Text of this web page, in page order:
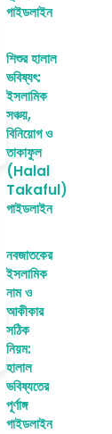
গাইডলাইন
শিশুর হালাল
ভবিষ্যৎ:
ইসলামিক
সঞ্চয়,
বিনিয়োগ ও
তাকাফুল
(Halal
Takaful)
গাইডলাইন
নবজাতকের
ইসলামিক
নাম ও
আকীকার
সঠিক
নিয়ম:
হালাল
ভবিষ্যতের
পূর্ণাঙ্গ
গাইডলাইন